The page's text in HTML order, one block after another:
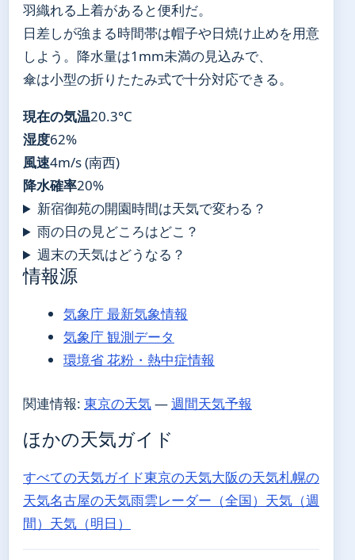
羽織れる上着があると便利だ。
日差しが強まる時間帯は帽子や日焼け止めを用意
しよう。降水量は1mm未満の見込みで、
傘は小型の折りたたみ式で十分対応できる。
現在の気温20.3°C
湿度62%
風速4m/s (南西)
降水確率20%
新宿御苑の開園時間は天気で変わる？
雨の日の見どころはどこ？
週末の天気はどうなる？
情報源
気象庁 最新気象情報
気象庁 観測データ
環境省 花粉・熱中症情報
関連情報: 東京の天気—週間天気予報
ほかの天気ガイド
すべての天気ガイド東京の天気大阪の天気札幌の
天気名古屋の天気雨雲レーダー（全国） 天気（週
間） 天気（明日）